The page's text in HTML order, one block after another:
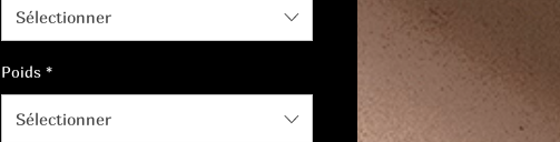
Sélectionner
Poids *
Sélectionner